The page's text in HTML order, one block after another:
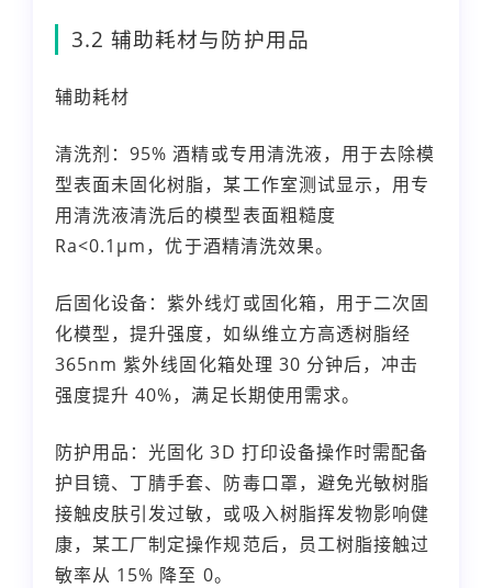
3.2 辅助耗材与防护用品
辅助耗材
清洗剂：95% 酒精或专用清洗液，用于去除模
型表面未固化树脂，某工作室测试显示，用专
用清洗液清洗后的模型表面粗糙度
Ra<0.1μm，优于酒精清洗效果。
后固化设备：紫外线灯或固化箱，用于二次固
化模型，提升强度，如纵维立方高透树脂经
365nm 紫外线固化箱处理 30 分钟后，冲击
强度提升 40%，满足长期使用需求。
防护用品：光固化 3D 打印设备操作时需配备
护目镜、丁腈手套、防毒口罩，避免光敏树脂
接触皮肤引发过敏，或吸入树脂挥发物影响健
康，某工厂制定操作规范后，员工树脂接触过
敏率从 15% 降至 0。